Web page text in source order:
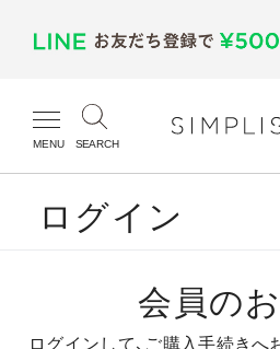
MENU SEARCH
ログイン
会員の
ログインして、ご購入手続きへ